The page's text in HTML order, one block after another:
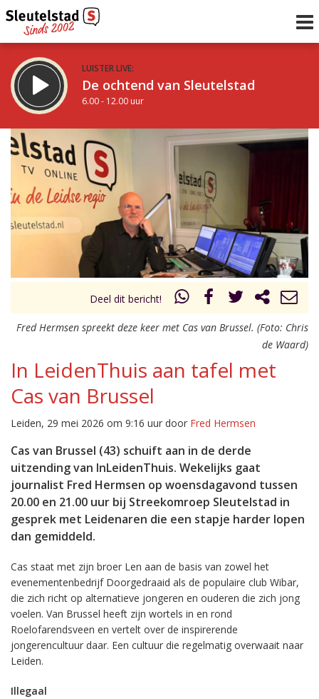
LUISTER LIVE:
De ochtend van Sleutelstad
6.00 - 12.00 uur
STRAKS:
De middag van Sleutelstad
12.00 - 19.00 uur
Vorig uur
uur 1 van 0
Deel dit bericht!
Fred Hermsen spreekt deze keer met Cas van Brussel. (Foto: Chris
de Waard)
In LeidenThuis aan tafel met
Cas van Brussel
Leiden, 29 mei 2026 om 9:16 uur door Fred Hermsen
Cas van Brussel (43) schuift aan in de derde
uitzending van InLeidenThuis. Wekelijks gaat
journalist Fred Hermsen op woensdagavond tussen
20.00 en 21.00 uur bij Streekomroep Sleutelstad in
gesprek met Leidenaren die een stapje harder lopen
dan gemiddeld.
Cas staat met zijn broer Len aan de basis van zowel het
evenementenbedrijf Doorgedraaid als de populaire club Wibar,
die zich richt op alternatieve jongeren en ouderen die zich jong
voelen. Van Brussel heeft zijn wortels in en rond
Roelofarendsveen en vertelt over de inspirerende
jongerencultuur daar. Een cultuur die regelmatig overwaait naar
Leiden.
Illegaal